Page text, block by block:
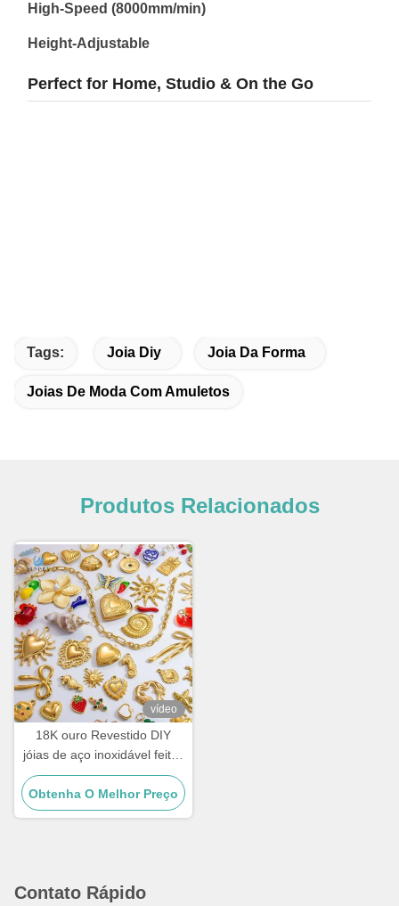
High-Speed (8000mm/min)
Height-Adjustable
Perfect for Home, Studio & On the Go
Tags: Joia Diy Joia Da Forma
Joias De Moda Com Amuletos
Produtos Relacionados
vídeo
18K ouro Revestido DIY
jóias de aço inoxidável feitas
à mão encantamentos jóias
de moda
Obtenha O Melhor Preço
Contato Rápido